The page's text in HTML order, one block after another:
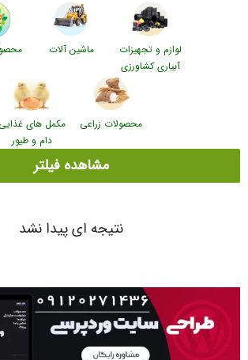
لوازم و تجهیزات
آبیاری کشاورزی
ماشین آلات
محصولات زراعی
مکمل های غذایی
دام و طیور
مشاهده فیلتر
نتیجه ای پیدا نشد